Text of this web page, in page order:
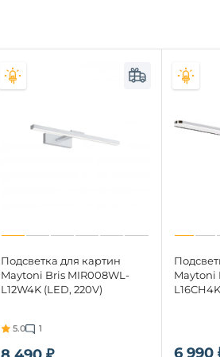
Подсветка для картин
Maytoni Bris MIR008WL-
L12W4K (LED, 220V)
5.0 1
6 990
Maytoni